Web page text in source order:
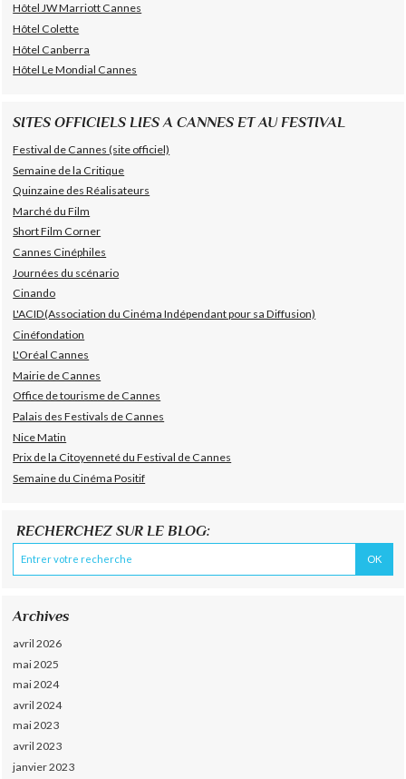
Hôtel JW Marriott Cannes
Hôtel Colette
Hôtel Canberra
Hôtel Le Mondial Cannes
SITES OFFICIELS LIES A CANNES ET AU FESTIVAL
Festival de Cannes (site officiel)
Semaine de la Critique
Quinzaine des Réalisateurs
Marché du Film
Short Film Corner
Cannes Cinéphiles
Journées du scénario
Cinando
L'ACID(Association du Cinéma Indépendant pour sa Diffusion)
Cinéfondation
L'Oréal Cannes
Mairie de Cannes
Office de tourisme de Cannes
Palais des Festivals de Cannes
Nice Matin
Prix de la Citoyenneté du Festival de Cannes
Semaine du Cinéma Positif
RECHERCHEZ SUR LE BLOG:
Archives
avril 2026
mai 2025
mai 2024
avril 2024
mai 2023
avril 2023
janvier 2023